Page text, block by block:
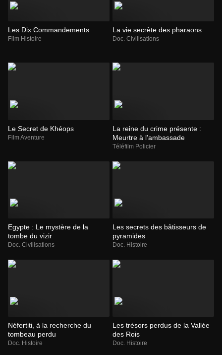
Les Dix Commandements
Film Histoire
La vie secrète des pharaons
Doc. Civilisations
Le Secret de Khéops
Film Aventure
La reine du crime présente :
Meurtre à l'ambassade
Téléfilm Policier
Egypte : Le mystère de la
tombe du vizir
Doc. Civilisations
Les secrets des bâtisseurs de
pyramides
Doc. Histoire
Néfertiti, à la recherche du
tombeau perdu
Doc. Histoire
Les trésors perdus de la Vallée
des Rois
Doc. Histoire